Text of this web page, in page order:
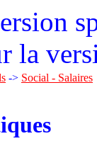
la
-> Social - Salaires